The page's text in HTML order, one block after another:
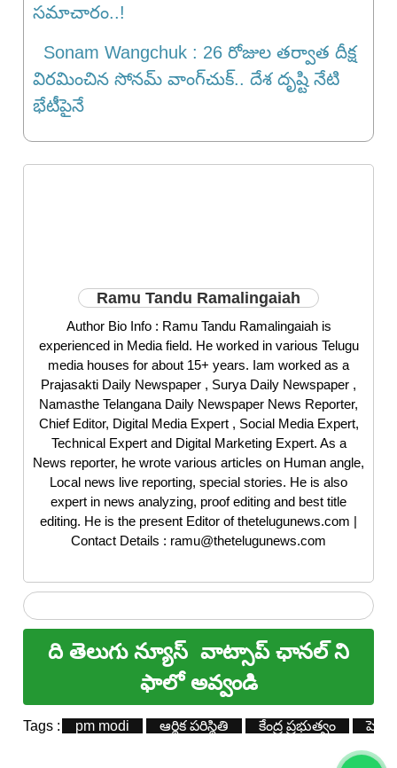
సమాచారం..!
Sonam Wangchuk : 26 రోజుల తర్వాత దీక్ష
విరమించిన సోనమ్ వాంగ్‌చుక్.. దేశ దృష్టి నేటి
భేటీపైనే
Ramu Tandu Ramalingaiah
Author Bio Info : Ramu Tandu Ramalingaiah is
experienced in Media field. He worked in various Telugu
media houses for about 15+ years. Iam worked as a
Prajasakti Daily Newspaper , Surya Daily Newspaper ,
Namasthe Telangana Daily Newspaper News Reporter,
Chief Editor, Digital Media Expert , Social Media Expert,
Technical Expert and Digital Marketing Expert. As a
News reporter, he wrote various articles on Human angle,
Local news live reporting, special stories. He is also
expert in news analyzing, proof editing and best title
editing. He is the present Editor of thetelugunews.com |
Contact Details : ramu@thetelugunews.com
ది తెలుగు న్యూస్ వాట్సాప్ ఛానల్ ని
ఫాలో అవ్వండి
Tags : pm modi ఆర్థిక పరిస్థితి కేంద్ర ప్రభుత్వం